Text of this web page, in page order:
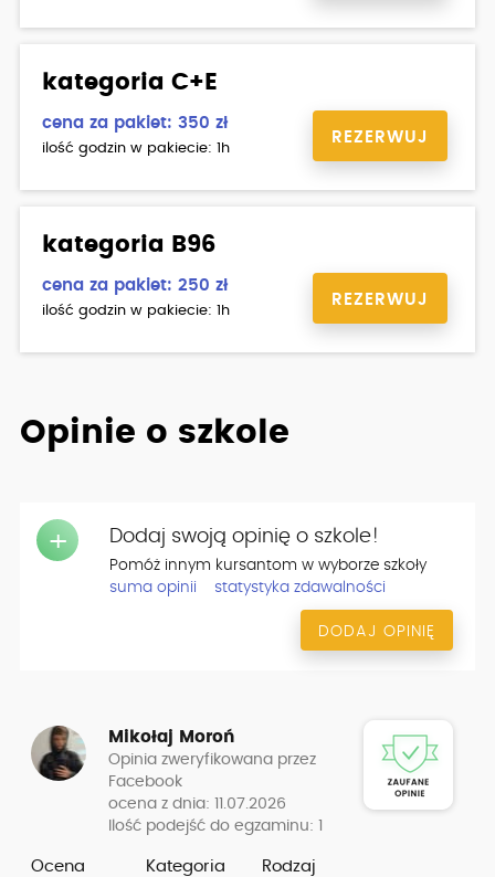
kategoria C+E
cena za pakiet: 350 zł
ilość godzin w pakiecie: 1h
REZERWUJ
kategoria B96
cena za pakiet: 250 zł
ilość godzin w pakiecie: 1h
REZERWUJ
Opinie o szkole
+ Dodaj swoją opinię o szkole!
Pomóż innym kursantom w wyborze szkoły
suma opinii
statystyka zdawalności
DODAJ OPINIĘ
Mikołaj Moroń
Opinia zweryfikowana przez
Facebook
ocena z dnia: 11.07.2026
Ilość podejść do egzaminu: 1
Ocena
Kategoria
Rodzaj